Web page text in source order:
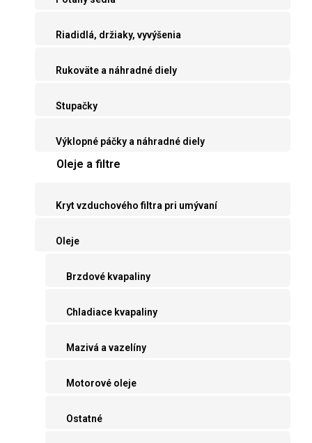
Riadidlá, držiaky, vyvýšenia
Rukoväte a náhradné diely
Stupačky
Výklopné páčky a náhradné diely
Oleje a filtre
Kryt vzduchového filtra pri umývaní
Oleje
Brzdové kvapaliny
Chladiace kvapaliny
Mazivá a vazelíny
Motorové oleje
Ostatné